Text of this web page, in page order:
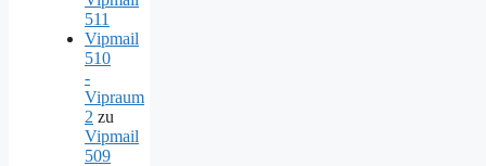
511
Vipmail
510
-
Vipraum
2 zu
Vipmail
509